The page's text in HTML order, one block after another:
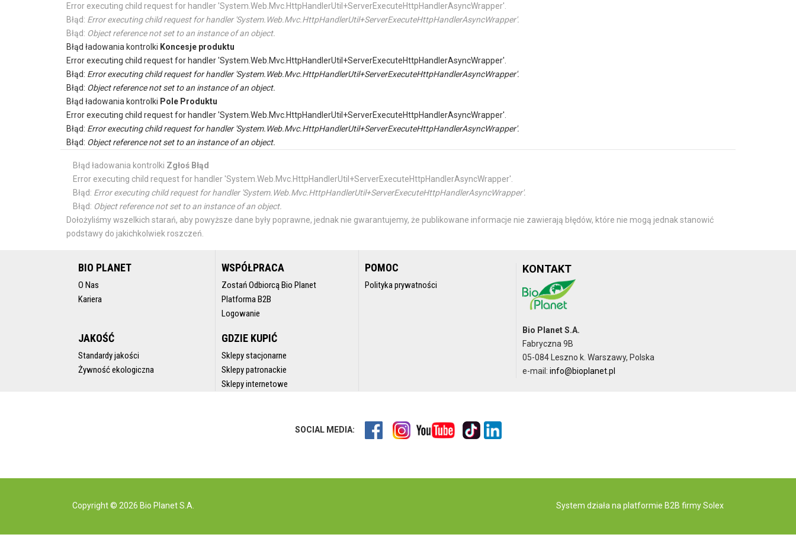
Error executing child request for handler 'System.Web.Mvc.HttpHandlerUtil+ServerExecuteHttpHandlerAsyncWrapper'.
Błąd: Error executing child request for handler 'System.Web.Mvc.HttpHandlerUtil+ServerExecuteHttpHandlerAsyncWrapper'.
Błąd: Object reference not set to an instance of an object.
Błąd ładowania kontrolki Koncesje produktu
Error executing child request for handler 'System.Web.Mvc.HttpHandlerUtil+ServerExecuteHttpHandlerAsyncWrapper'.
Błąd: Error executing child request for handler 'System.Web.Mvc.HttpHandlerUtil+ServerExecuteHttpHandlerAsyncWrapper'.
Błąd: Object reference not set to an instance of an object.
Błąd ładowania kontrolki Pole Produktu
Error executing child request for handler 'System.Web.Mvc.HttpHandlerUtil+ServerExecuteHttpHandlerAsyncWrapper'.
Błąd: Error executing child request for handler 'System.Web.Mvc.HttpHandlerUtil+ServerExecuteHttpHandlerAsyncWrapper'.
Błąd: Object reference not set to an instance of an object.
Błąd ładowania kontrolki Zgłoś Błąd
Error executing child request for handler 'System.Web.Mvc.HttpHandlerUtil+ServerExecuteHttpHandlerAsyncWrapper'.
Błąd: Error executing child request for handler 'System.Web.Mvc.HttpHandlerUtil+ServerExecuteHttpHandlerAsyncWrapper'.
Błąd: Object reference not set to an instance of an object.
Dołożyliśmy wszelkich starań, aby powyższe dane były poprawne, jednak nie gwarantujemy, że publikowane informacje nie zawierają błędów, które nie mogą jednak stanowić
podstawy do jakichkolwiek roszczeń.
BIO PLANET
O Nas
Kariera
WSPÓŁPRACA
Zostań Odbiorcą Bio Planet
Platforma B2B
Logowanie
POMOC
Polityka prywatności
JAKOŚĆ
Standardy jakości
Żywność ekologiczna
GDZIE KUPIĆ
Sklepy stacjonarne
Sklepy patronackie
Sklepy internetowe
KONTAKT
Bio Planet S.A.
Fabryczna 9B
05-084 Leszno k. Warszawy, Polska
e-mail:info@bioplanet.pl
SOCIAL MEDIA:
Copyright © 2026 Bio Planet S.A. System działa na platformie B2B firmy Solex